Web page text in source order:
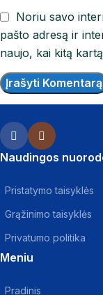
Noriu savo
pašto adresą ir
naujo, kai kitą
Naudingos
Pristatymo taisyklės
Grąžinimo taisyklės
Privatumo politika
Meniu
Pradinis